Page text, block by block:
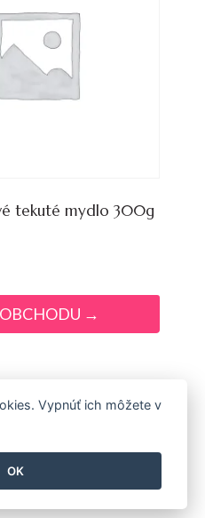
tekuté mydlo 300g
→
Vypnúť ich môžete v
OK